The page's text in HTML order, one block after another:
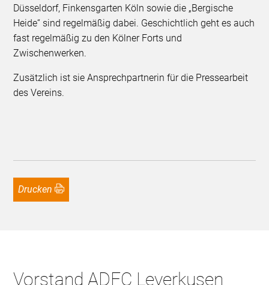
Düsseldorf, Finkensgarten Köln sowie die „Bergische
Heide“ sind regelmäßig dabei. Geschichtlich geht es auch
fast regelmäßig zu den Kölner Forts und
Zwischenwerken.
Zusätzlich ist sie Ansprechpartnerin für die Pressearbeit
des Vereins.
Drucken
Vorstand ADFC Leverkusen